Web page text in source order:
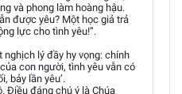
và phong làm hoàng hậu.
được yêu? Một học giả trả
lực cho tình yêu!”.
lý đầy hy vọng: chính
con người, tình yêu vẫn có
bảy lần yêu’.
Điều đáng chú ý là Chúa